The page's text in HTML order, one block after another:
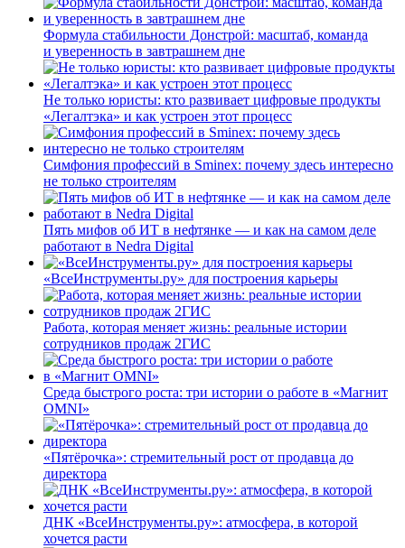
Формула стабильности Донстрой: масштаб, команда
и уверенность в завтрашнем дне
Не только юристы: кто развивает цифровые продукты
«Легалтэка» и как устроен этот процесс
Симфония профессий в Sminex: почему здесь интересно
не только строителям
Пять мифов об ИТ в нефтянке — и как на самом деле
работают в Nedra Digital
«ВсеИнструменты.ру» для построения карьеры
Работа, которая меняет жизнь: реальные истории
сотрудников продаж 2ГИС
Среда быстрого роста: три истории о работе в «Магнит
OMNI»
«Пятёрочка»: стремительный рост от продавца до
директора
ДНК «ВсеИнструменты.ру»: атмосфера, в которой
хочется расти